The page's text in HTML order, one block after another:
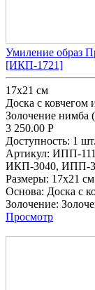
Умиление образ
[ИКП-1721]
17х21 см
Доска с
Золочение нимба
3 250.00 Р
Доступность: 1 шт.
Артикул: ИПП-
ИКП-3040, ИПП-
Размеры: 17х21 см
Основа: Доска с
Золочение:
Просмотр